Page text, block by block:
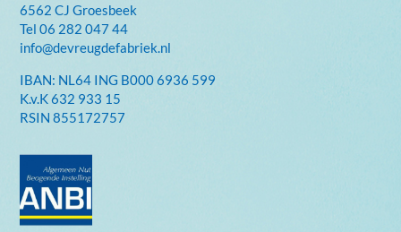
6562 CJ Groesbeek
Tel06 282 047 44
info@devreugdefabriek.nl
IBAN: NL64 ING B000 6936 599
K.v.K632 933 15
RSIN 855172757